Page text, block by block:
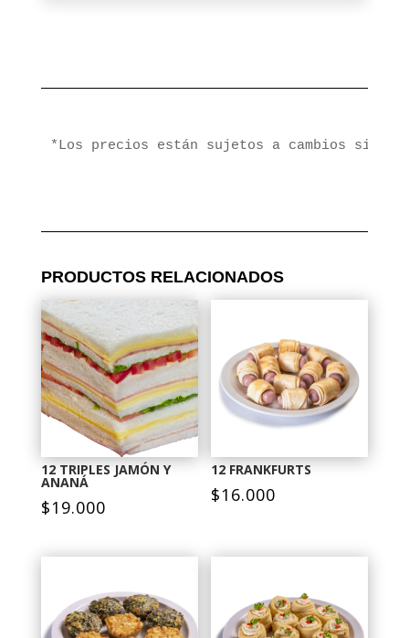
*Los precios están sujetos a cambios sin
PRODUCTOS RELACIONADOS
12 TRIPLES JAMÓN Y
ANANÁ
$19.000
12 FRANKFURTS
$16.000